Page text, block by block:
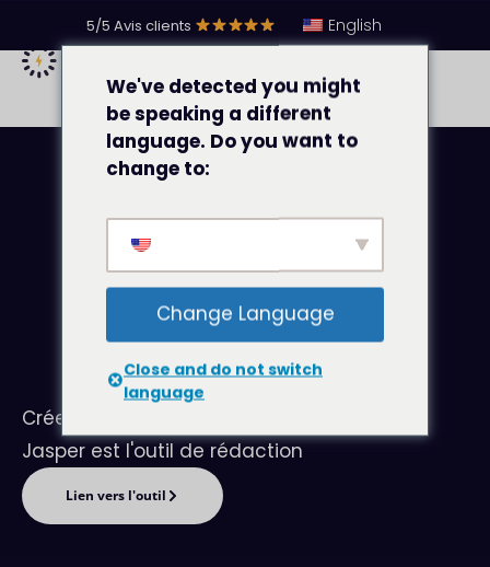
5/5 Avis clients English
copywriting
Jasper
Créez du contenu 10 fois plus vite avec l'IA.
Jasper est l'outil de rédaction
Lien vers l'outil
We've detected you might
be speaking a different
language. Do you want to
change to:
Change Language
Close and do not switch
language